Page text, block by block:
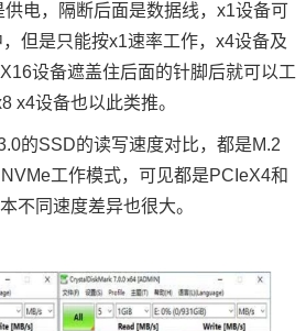
电，隔断后面是数据线，x1设备可
但是只能按x1速率工作，x4设备及
设备遮盖住后面的针脚后就可以工
x4设备也以此类推。
的SSD的读写速度对比，都是M.2
工作模式，可见都是PCIeX4和
不同速度差异也很大。